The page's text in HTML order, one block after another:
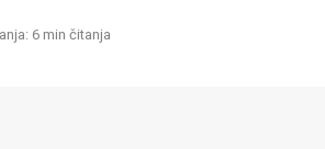
6 min čitanja